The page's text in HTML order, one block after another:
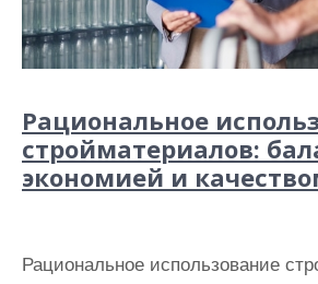
Рациональное
стройматериалов:
экономией и
Рациональное использование